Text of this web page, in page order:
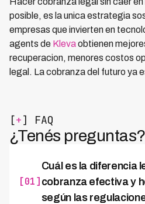
posible, es la unica estrategia
empresas que invierten en
agents de Klevaobtienen
recuperacion, menores costos
legal. La cobranza del futuro ya
[+] FAQ
¿Tenés preguntas?
[01]
Cuál es la diferencia
cobranza efectiva y
según las